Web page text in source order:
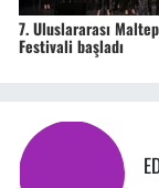
7. Uluslararası
Festivali başladı